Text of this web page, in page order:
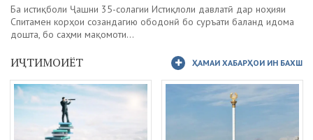
Ба истиқболи Ҷашни 35-солагии Истиқлоли давлатӣ дар ноҳияи
Спитамен корҳои созандагию ободонӣ бо суръати баланд идома
дошта, бо саҳми мақомоти...
ИҶТИМОИЁТ ҲАМАИ ХАБАРҲОИ ИН БАХШ